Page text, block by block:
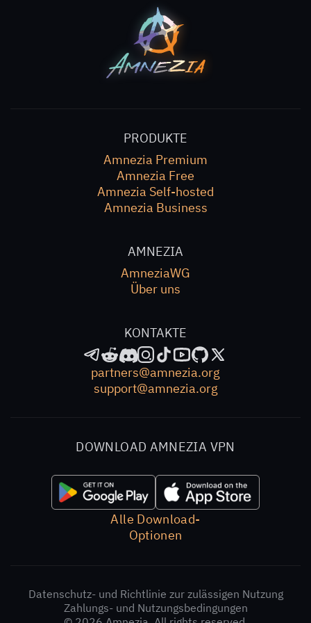
PRODUKTE
Amnezia Premium
Amnezia Free
Amnezia Self-hosted
Amnezia Business
AMNEZIA
AmneziaWG
Über uns
KONTAKTE
partners@amnezia.org
support@amnezia.org
DOWNLOAD AMNEZIA VPN
Alle Download-
Optionen
Datenschutz- und Richtlinie zur zulässigen Nutzung
Zahlungs- und Nutzungsbedingungen